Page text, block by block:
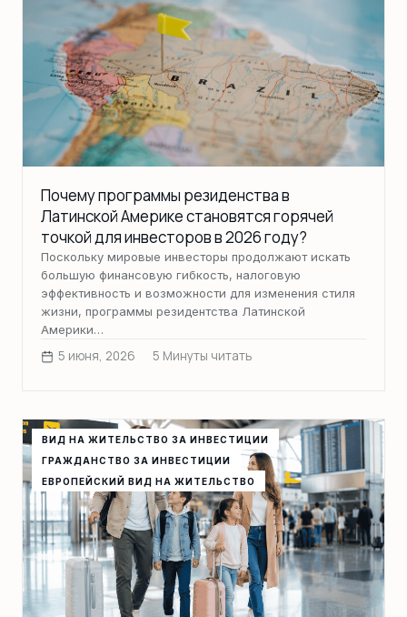
Почему программы резиденства в
Латинской Америке становятся горячей
точкой для инвесторов в 2026 году?
Поскольку мировые инвесторы продолжают искать
большую финансовую гибкость, налоговую
эффективность и возможности для изменения стиля
жизни, программы резидентства Латинской
Америки…
5 июня, 2026 5 Минуты читать
ВИД НА ЖИТЕЛЬСТВО ЗА ИНВЕСТИЦИИ
ГРАЖДАНСТВО ЗА ИНВЕСТИЦИИ
ЕВРОПЕЙСКИЙ ВИД НА ЖИТЕЛЬСТВО